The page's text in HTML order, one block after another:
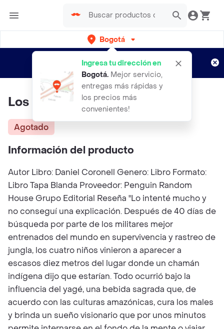
Bogotá
Ingresa tu dirección en
Bogotá. Mejor servicio,
entregas más rápidas y
los precios más
convenientes!
envíos gratis por semanas
Aplican TyC
Los Niños Del Amazonas
Agotado
Información del producto
Autor Libro: Daniel Coronell Genero: Libro Formato:
Libro Tapa Blanda Proveedor: Penguin Random
House Grupo Editorial Reseña "Lo intenté mucho y
no conseguí una explicación. Después de 40 días de
búsqueda por parte de los militares mejor
entrenados del mundo en supervivencia y rastreo de
jungla, los cuatro niños vinieron a aparecer a
escasos diez metros del lugar donde un chamán
indígena dijo que estarían. Todo ocurrió bajo la
influencia del yagé, una bebida sagrada que, de
acuerdo con las culturas amazónicas, cura los males
y brinda un sueño visionario que por unos minutos